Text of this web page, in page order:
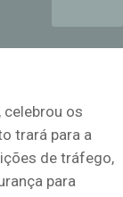
celebrou os
trará para a
de tráfego,
para